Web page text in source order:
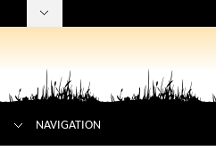
NAVIGATION